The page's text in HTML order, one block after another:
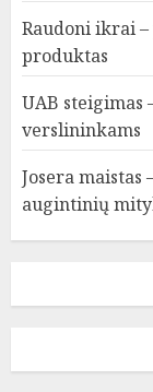
Raudoni ikrai
produktas
UAB steigimas
verslininkams
Josera
augintinių